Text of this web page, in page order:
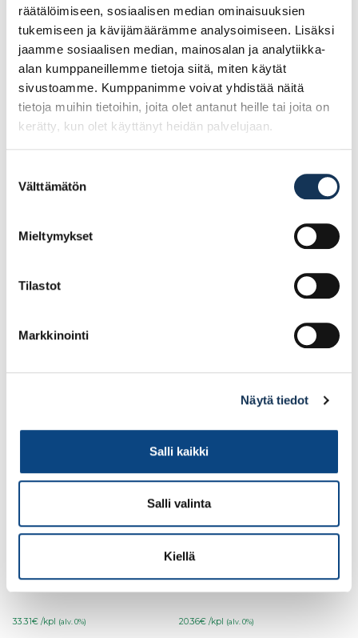
räätälöimiseen, sosiaalisen median ominaisuuksien
tukemiseen ja kävijämäärämme analysoimiseen. Lisäksi
jaamme sosiaalisen median, mainosalan ja analytiikka-
alan kumppaneillemme tietoja siitä, miten käytät
sivustoamme. Kumppanimme voivat yhdistää näitä
tietoja muihin tietoihin, joita olet antanut heille tai joita on
kerätty, kun olet käyttänyt heidän palvelujaan.
valinta
Välttämätön
Mieltymykset
Tilastot
Markkinointi
Näytä tiedot
Salli kaikki
Salli valinta
Kiellä
12x210mm trijet SDS+
Lisää tilauskoriin
tarkkuuskonepuupora.
Lisää tilauskoriin
33.31€ /kpl (alv. 0%)
14×200 Trijet SDS+
20.36€ /kpl (alv. 0%)